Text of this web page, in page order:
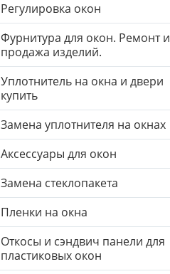
Регулировка окон
Фурнитура для окон. Ремонт и
продажа изделий.
Уплотнитель на окна и двери
купить
Замена уплотнителя на окнах
Аксессуары для окон
Замена стеклопакета
Пленки на окна
Откосы и сэндвич панели для
пластиковых окон